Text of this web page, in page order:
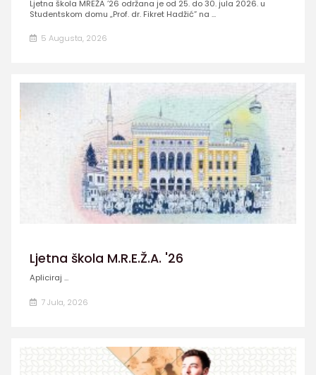
Ljetna škola MREŽA ’26 održana je od 25. do 30. jula 2026. u
Studentskom domu „Prof. dr. Fikret Hadžić” na ...
5 Augusta, 2026
Ljetna škola M.R.E.Ž.A. '26
Apliciraj ...
7 Jula, 2026